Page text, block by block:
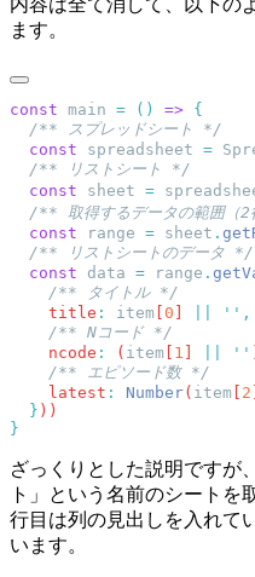
内容は全て消して、以下の
ます。
const main = () =>
  const
spreadsheet =
  const
sheet =
  const
range = sheet .
  const
data = range .
    title
: item 0 ''
    ncode
: ( item 1 ''
    latest
: Number( item 2
  }
ざっくりとした説明ですが
ト」という名前のシートを
行目は列の見出しを入れて
います。